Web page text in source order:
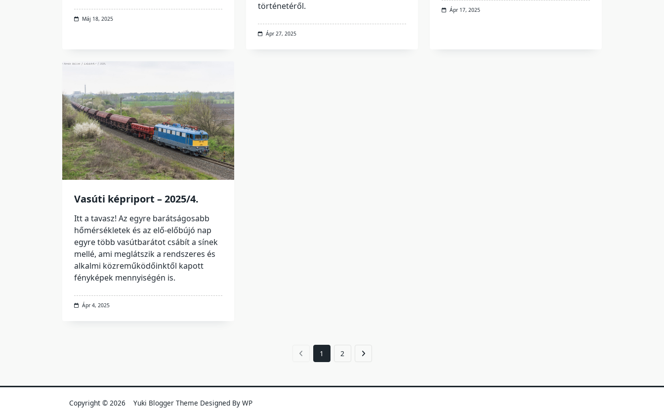
Máj 18, 2025
történetéről.
Ápr 27, 2025
Ápr 17, 2025
Vasúti képriport – 2025/4.
Itt a tavasz! Az egyre barátságosabb
hőmérsékletek és az elő-előbújó nap
egyre több vasútbarátot csábít a sínek
mellé, ami meglátszik a rendszeres és
alkalmi közreműködőinktől kapott
fényképek mennyiségén is.
Ápr 4, 2025
1 2
Copyright © 2026 Yuki Blogger Theme Designed By WP